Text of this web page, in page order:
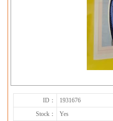
ID： 1931676
Stock：
Yes